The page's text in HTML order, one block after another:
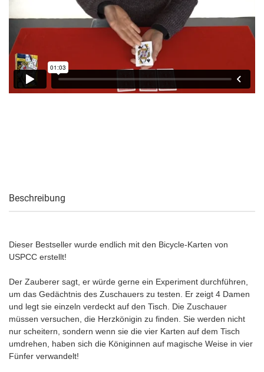
Beschreibung
Dieser Bestseller wurde endlich mit den Bicycle-Karten von
USPCC erstellt!
Der Zauberer sagt, er würde gerne ein Experiment durchführen,
um das Gedächtnis des Zuschauers zu testen. Er zeigt 4 Damen
und legt sie einzeln verdeckt auf den Tisch. Die Zuschauer
müssen versuchen, die Herzkönigin zu finden. Sie werden nicht
nur scheitern, sondern wenn sie die vier Karten auf dem Tisch
umdrehen, haben sich die Königinnen auf magische Weise in vier
Fünfer verwandelt!